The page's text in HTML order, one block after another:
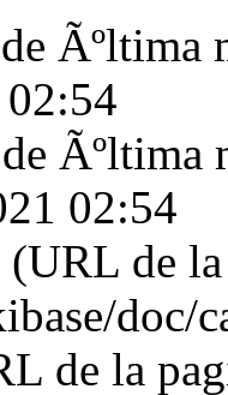
Ãºltima
02:54
(URL de
doc/
de la